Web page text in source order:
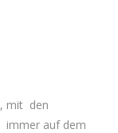
mit den
immer auf dem